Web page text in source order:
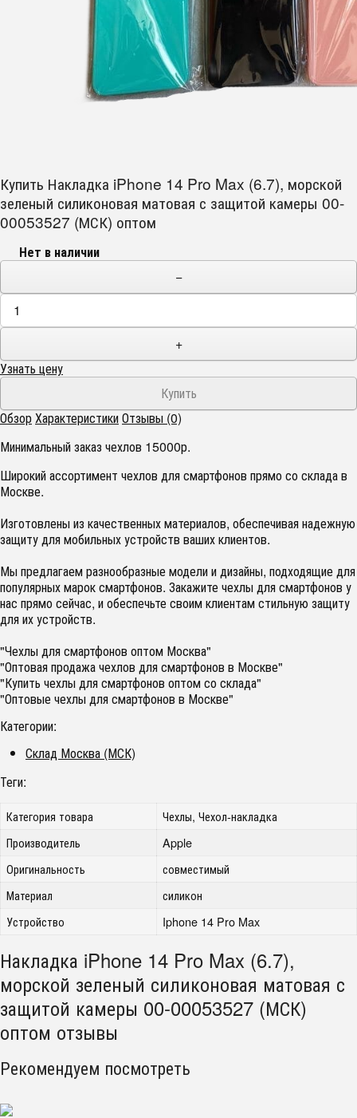
Купить Накладка iPhone 14 Pro Max (6.7), морской
зеленый силиконовая матовая с защитой камеры 00-
00053527 (МСК) оптом
Нет в наличии
−
+
Узнать цену
ОбзорХарактеристикиОтзывы (0)
Минимальный заказ чехлов 15000р.
Широкий ассортимент чехлов для смартфонов прямо со склада в
Москве.
Изготовлены из качественных материалов, обеспечивая надежную
защиту для мобильных устройств ваших клиентов.
Мы предлагаем разнообразные модели и дизайны, подходящие для
популярных марок смартфонов. Закажите чехлы для смартфонов у
нас прямо сейчас, и обеспечьте своим клиентам стильную защиту
для их устройств.
"Чехлы для смартфонов оптом Москва"
"Оптовая продажа чехлов для смартфонов в Москве"
"Купить чехлы для смартфонов оптом со склада"
"Оптовые чехлы для смартфонов в Москве"
Категории:
Склад Москва (МСК)
Теги:
Категория товара
Чехлы, Чехол-накладка
Производитель
Apple
Оригинальность
совместимый
Материал
силикон
Устройство
Iphone 14 Pro Max
Накладка iPhone 14 Pro Max (6.7),
морской зеленый силиконовая матовая с
защитой камеры 00-00053527 (МСК)
оптом отзывы
Рекомендуем посмотреть